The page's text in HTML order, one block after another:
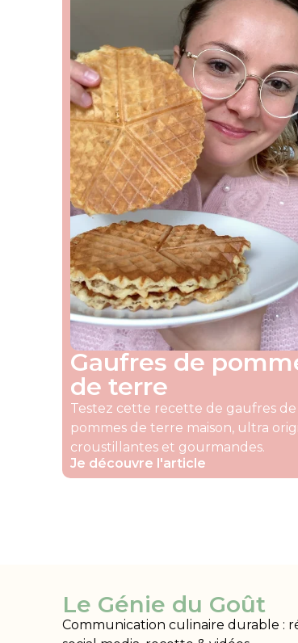
Gaufres de
de terre
Testez cette recette de gaufres de
pommes de terre maison, ultra
croustillantes et gourmandes.
Je découvre l'article
Le Génie du Goût
Communication culinaire durable :